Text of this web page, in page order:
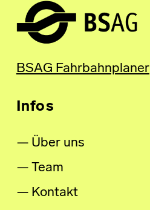
BSAG Fahrbahnplaner
Infos
Über uns
Team
Kontakt